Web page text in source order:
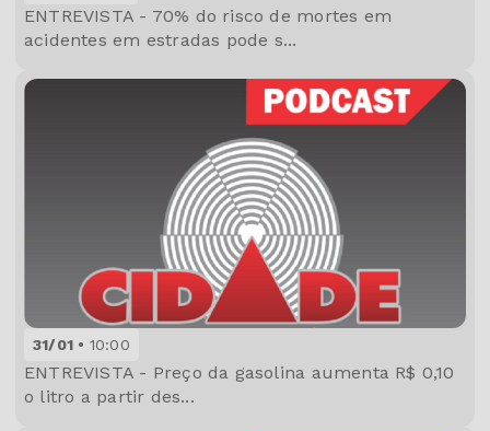
ENTREVISTA - 70% do risco de mortes em
acidentes em estradas pode s...
31/01 10:00
ENTREVISTA - Preço da gasolina aumenta R$ 0,10
o litro a partir des...